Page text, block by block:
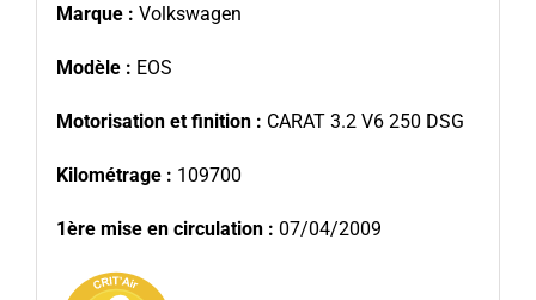
Marque : Volkswagen
Modèle : EOS
Motorisation et finition : CARAT 3.2 V6 250 DSG
Kilométrage : 109700
1ère mise en circulation : 07/04/2009